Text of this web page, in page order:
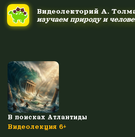
Ссылка на это место страницы:
Видеолекторий А.
изучаем природу и
Научные шоу и
Видеолекторий А.
изучаем природу и
Научные шоу и
В поисках Атлантиды
Видеолекция 6+